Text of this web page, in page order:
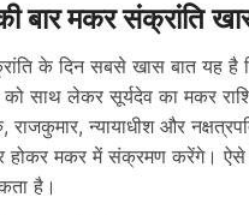
बार मकर संक्रांति
के दिन सबसे खास बात यह है
को साथ लेकर सूर्यदेव का मकर
राजकुमार, न्यायाधीश और
होकर मकर में संक्रमण करेंगे। ऐसे
है।